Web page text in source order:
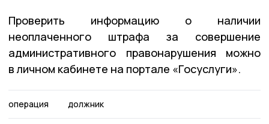
Проверить информацию о наличии
неоплаченного штрафа за совершение
административного правонарушения можно
в личном кабинете на портале «Госуслуги».
операция должник